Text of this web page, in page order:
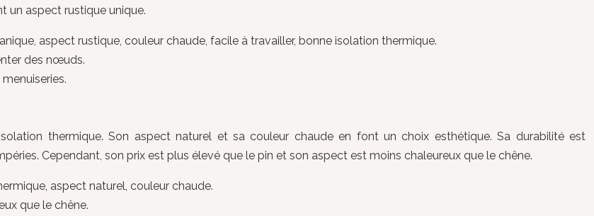
un aspect rustique unique.
aspect rustique, couleur chaude, facile à travailler, bonne isolation thermique.
des nœuds.
thermique. Son aspect naturel et sa couleur chaude en font un choix esthétique. Sa durabilité est
Cependant, son prix est plus élevé que le pin et son aspect est moins chaleureux que le chêne.
aspect naturel, couleur chaude.
que le chêne.